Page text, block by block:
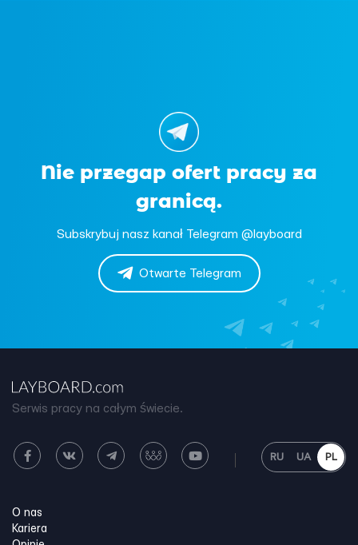
Nie przegap ofert pracy za
granicą.
Subskrybuj nasz kanał Telegram @layboard
Otwarte Telegram
Serwis pracy na całym świecie.
RU UA PL
O nas
Kariera